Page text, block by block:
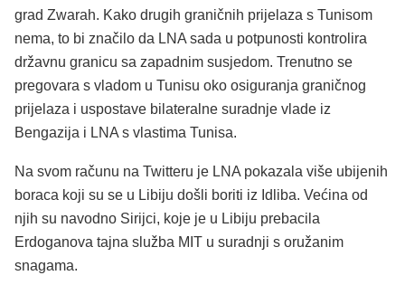
grad Zwarah. Kako drugih graničnih prijelaza s Tunisom
nema, to bi značilo da LNA sada u potpunosti kontrolira
državnu granicu sa zapadnim susjedom. Trenutno se
pregovara s vladom u Tunisu oko osiguranja graničnog
prijelaza i uspostave bilateralne suradnje vlade iz
Bengazija i LNA s vlastima Tunisa.
Na svom računu na Twitteru je LNA pokazala više ubijenih
boraca koji su se u Libiju došli boriti iz Idliba. Većina od
njih su navodno Sirijci, koje je u Libiju prebacila
Erdoganova tajna služba MIT u suradnji s oružanim
snagama.